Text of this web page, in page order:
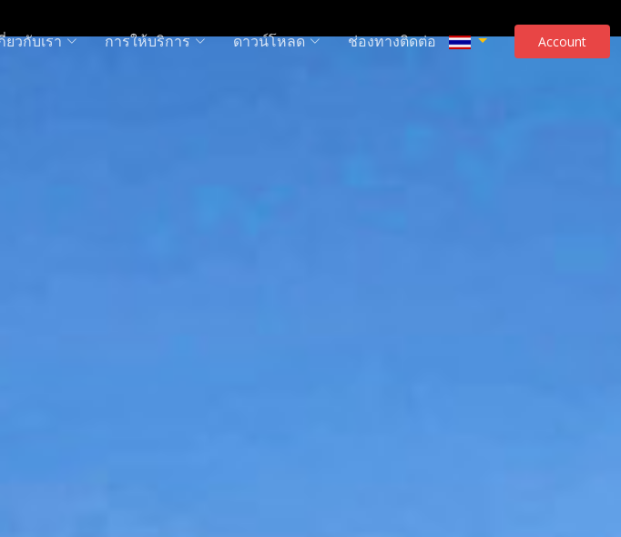
ยวกับเรา การให้บริการ ดาวน์โหลด ช่องทางติดต่อ Account